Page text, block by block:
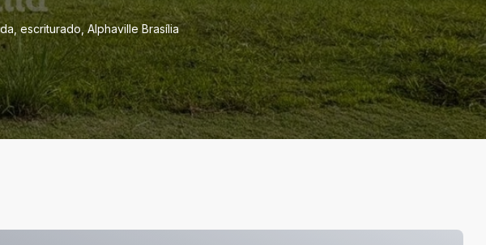
escriturado, Alphaville Brasília